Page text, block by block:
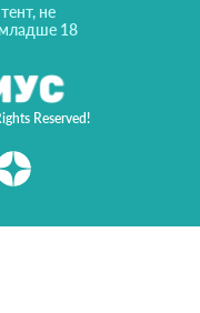
Reserved!
не
18